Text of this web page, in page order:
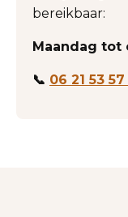
bereikbaar:
Maandag tot
📞 06 21 53